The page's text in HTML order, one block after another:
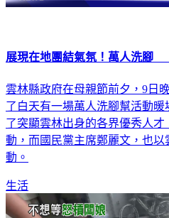
展現在地團結氣氛！萬人洗腳
雲林縣政府在母親節前夕，9日
了白天有一場萬人洗腳幫活動
了突顯雲林出身的各界優秀人
動，而國民黨主席鄭麗文，也
動。
生活